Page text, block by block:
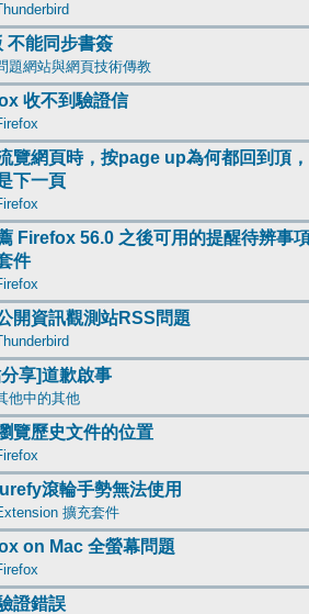
不能同步書簽
題網站與網頁技術傳教
收不到驗證信
覽網頁時，按page up為何都回到頂，
下一頁
Firefox 56.0 之後可用的提醒待辨事
件
開資訊觀測站RSS問題
享]道歉啟事
他中的其他
覽歷史文件的位置
滾輪手勢無法使用
擴充套件
on Mac 全螢幕問題
證錯誤